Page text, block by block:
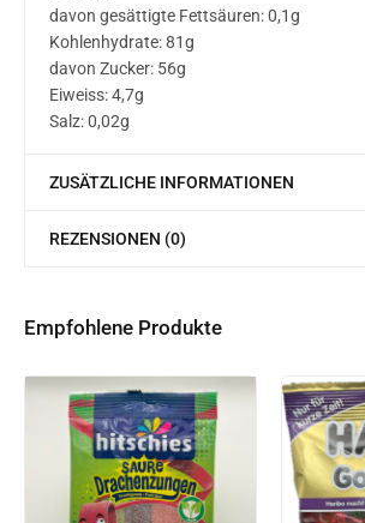
davon gesättigte Fettsäuren: 0,1g
Kohlenhydrate: 81g
davon Zucker: 56g
Eiweiss: 4,7g
Salz: 0,02g
ZUSÄTZLICHE INFORMATIONEN
REZENSIONEN (0)
Empfohlene Produkte